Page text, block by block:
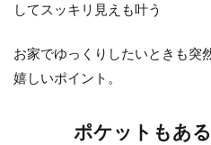
してスッキリ見えも叶う
お家でゆっくりしたいときも突
嬉しいポイント。
ポケットもあ